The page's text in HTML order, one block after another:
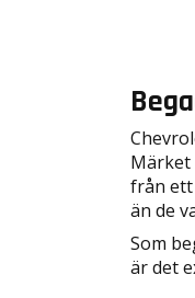
Märket
från ett
än de
Som
är det